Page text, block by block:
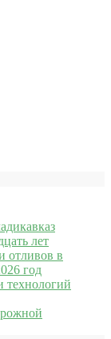
лет
отливов в
год
технологий